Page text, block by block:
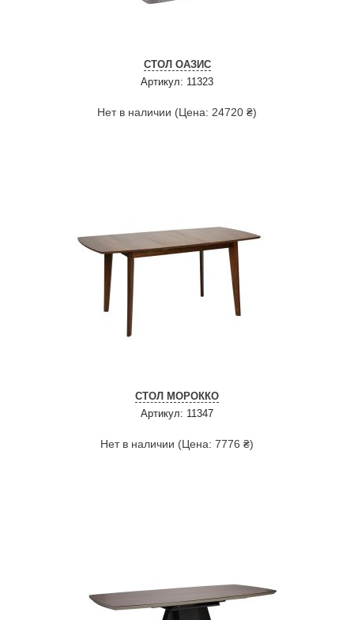
СТОЛ ОАЗИС
Артикул: 11323
Нет в наличии (Цена: 24720 ₴)
СТОЛ МОРОККО
Артикул: 11347
Нет в наличии (Цена: 7776 ₴)